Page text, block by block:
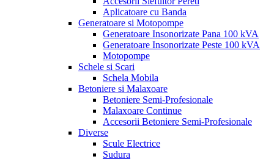
Aplicatoare cu Banda
Generatoare si Motopompe
Generatoare Insonorizate Pana 100 kVA
Generatoare Insonorizate Peste 100 kVA
Motopompe
Schele si Scari
Schela Mobila
Betoniere si Malaxoare
Betoniere Semi-Profesionale
Malaxoare Continue
Accesorii Betoniere Semi-Profesionale
Diverse
Scule Electrice
Sudura